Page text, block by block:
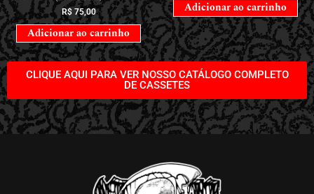
R$75,00
Adicionar ao carrinho
Adicionar ao carrinho
CLIQUE AQUI PARA VER NOSSO CATÁLOGO COMPLETO
DE CASSETES